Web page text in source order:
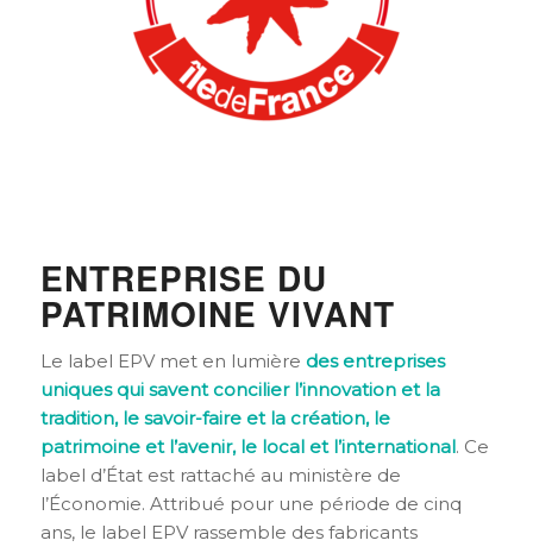
ENTREPRISE DU
PATRIMOINE VIVANT
Le label EPV met en lumière des entreprises
uniques qui savent concilier l’innovation et la
tradition, le savoir-faire et la création, le
patrimoine et l’avenir, le local et l’international. Ce
label d’État est rattaché au ministère de
l’Économie. Attribué pour une période de cinq
ans, le label EPV rassemble des fabricants